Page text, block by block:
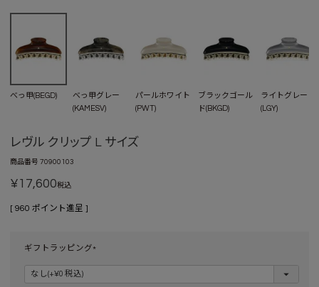
べっ甲(BEGD)
べっ甲グレー
(KAMESV)
パールホワイト
(PWT)
ブラックゴール
ド(BKGD)
ライトグレー
(LGY)
レヴル クリップ L サイズ
商品番号 70900103
¥17,600税込
[ 960 ポイント進呈 ]
ギフトラッピング
(